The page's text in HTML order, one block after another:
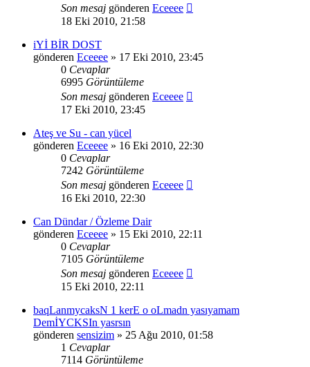
Son mesaj gönderen Eceeee
18 Eki 2010, 21:58
iYİ BİR DOST
gönderen Eceeee » 17 Eki 2010, 23:45
0 Cevaplar
6995 Görüntüleme
Son mesaj gönderen Eceeee
17 Eki 2010, 23:45
Ateş ve Su - can yücel
gönderen Eceeee » 16 Eki 2010, 22:30
0 Cevaplar
7242 Görüntüleme
Son mesaj gönderen Eceeee
16 Eki 2010, 22:30
Can Dündar / Özleme Dair
gönderen Eceeee » 15 Eki 2010, 22:11
0 Cevaplar
7105 Görüntüleme
Son mesaj gönderen Eceeee
15 Eki 2010, 22:11
baqLanmycaksN 1 kerE o oLmadn yasıyamam
DemİYCKSIn yasrsın
gönderen sensizim » 25 Ağu 2010, 01:58
1 Cevaplar
7114 Görüntüleme